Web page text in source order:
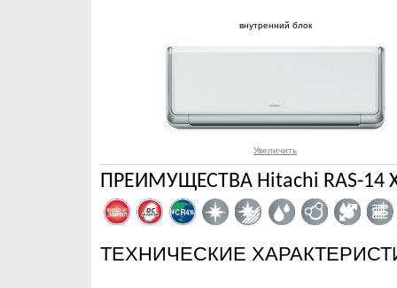
внутренний блок
Увеличить
ПРЕИМУЩЕСТВА Hitachi RAS-14
ТЕХНИЧЕСКИЕ